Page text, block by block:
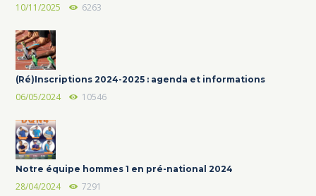
10/11/2025 6263
(Ré)Inscriptions 2024-2025 : agenda et informations
06/05/2024 10546
Notre équipe hommes 1 en pré-national 2024
28/04/2024 7291